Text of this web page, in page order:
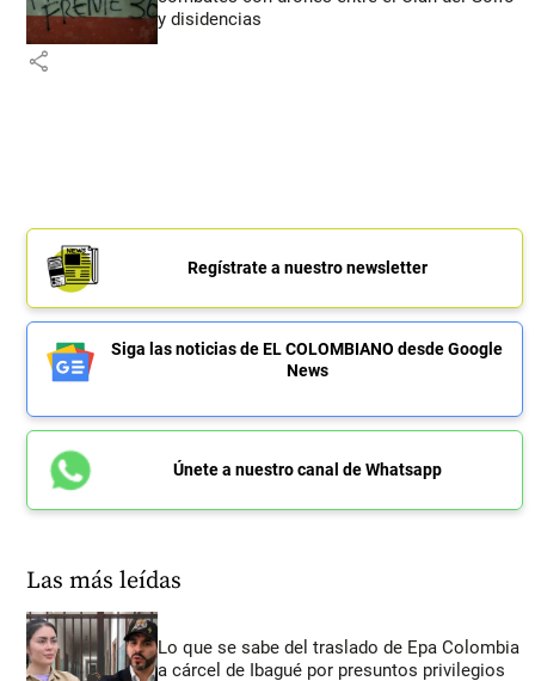
y disidencias
share
Regístrate a nuestro newsletter
Siga las noticias de EL COLOMBIANO desde Google
News
Únete a nuestro canal de Whatsapp
Las más leídas
Lo que se sabe del traslado de Epa Colombia
a cárcel de Ibagué por presuntos privilegios